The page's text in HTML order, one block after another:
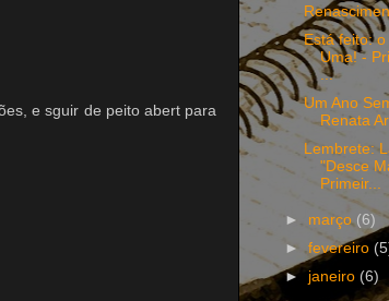
e sguir de peito abert para
Está feito:
Uma! -
...
Um Ano
Renata
Lembrete:
"Desce
Primeir...
► março(6)
►fevereiro
► janeiro (6)